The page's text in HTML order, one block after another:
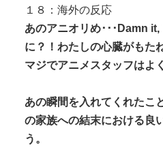
１８：海外の反応
あのアニオリめ･･･Damn
に？！わたしの心臓がもた
マジでアニメスタッフはよ
あの瞬間を入れてくれたこ
の家族への結末における良
う。